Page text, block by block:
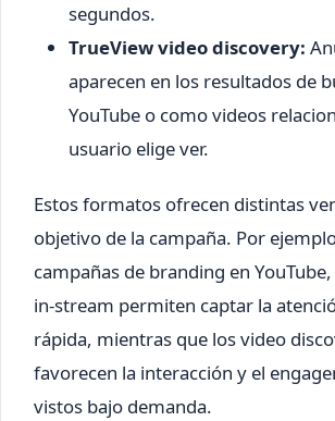
segundos.
TrueView video discovery:
aparecen en los resultados de
YouTube o como videos
usuario elige ver.
Estos formatos ofrecen distintas
objetivo de la campaña. Por
campañas de branding en
in-stream permiten captar la
rápida, mientras que los video
favorecen la interacción y el
vistos bajo demanda.